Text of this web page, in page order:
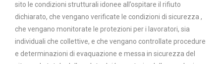
sito le condizioni strutturali idonee all’ospitare il rifiuto
dichiarato, che vengano verificate le condizioni di sicurezza ,
che vengano monitorate le protezioni per i lavoratori, sia
individuali che collettive, e che vengano controllate procedure
e determinazioni di evaquazione e messa in sicurezza del